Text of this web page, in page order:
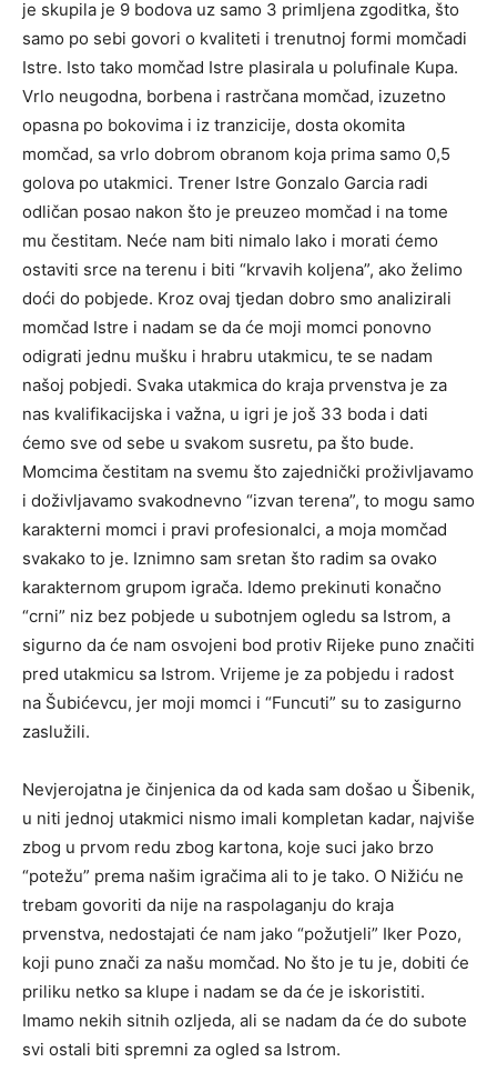
je skupila je 9 bodova uz samo 3 primljena zgoditka, što
samo po sebi govori o kvaliteti i trenutnoj formi momčadi
Istre. Isto tako momčad Istre plasirala u polufinale Kupa.
Vrlo neugodna, borbena i rastrčana momčad, izuzetno
opasna po bokovima i iz tranzicije, dosta okomita
momčad, sa vrlo dobrom obranom koja prima samo 0,5
golova po utakmici. Trener Istre Gonzalo Garcia radi
odličan posao nakon što je preuzeo momčad i na tome
mu čestitam. Neće nam biti nimalo lako i morati ćemo
ostaviti srce na terenu i biti “krvavih koljena”, ako želimo
doći do pobjede. Kroz ovaj tjedan dobro smo analizirali
momčad Istre i nadam se da će moji momci ponovno
odigrati jednu mušku i hrabru utakmicu, te se nadam
našoj pobjedi. Svaka utakmica do kraja prvenstva je za
nas kvalifikacijska i važna, u igri je još 33 boda i dati
ćemo sve od sebe u svakom susretu, pa što bude.
Momcima čestitam na svemu što zajednički proživljavamo
i doživljavamo svakodnevno “izvan terena”, to mogu samo
karakterni momci i pravi profesionalci, a moja momčad
svakako to je. Iznimno sam sretan što radim sa ovako
karakternom grupom igrača. Idemo prekinuti konačno
“crni” niz bez pobjede u subotnjem ogledu sa Istrom, a
sigurno da će nam osvojeni bod protiv Rijeke puno značiti
pred utakmicu sa Istrom. Vrijeme je za pobjedu i radost
na Šubićevcu, jer moji momci i “Funcuti” su to zasigurno
zaslužili.
Nevjerojatna je činjenica da od kada sam došao u Šibenik,
u niti jednoj utakmici nismo imali kompletan kadar, najviše
zbog u prvom redu zbog kartona, koje suci jako brzo
“potežu” prema našim igračima ali to je tako. O Nižiću ne
trebam govoriti da nije na raspolaganju do kraja
prvenstva, nedostajati će nam jako “požutjeli” Iker Pozo,
koji puno znači za našu momčad. No što je tu je, dobiti će
priliku netko sa klupe i nadam se da će je iskoristiti.
Imamo nekih sitnih ozljeda, ali se nadam da će do subote
svi ostali biti spremni za ogled sa Istrom.